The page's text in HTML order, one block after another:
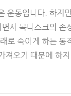
운동입니다. 하지
서 목디스크의
로 숙이게 하는
오기 때문에 하